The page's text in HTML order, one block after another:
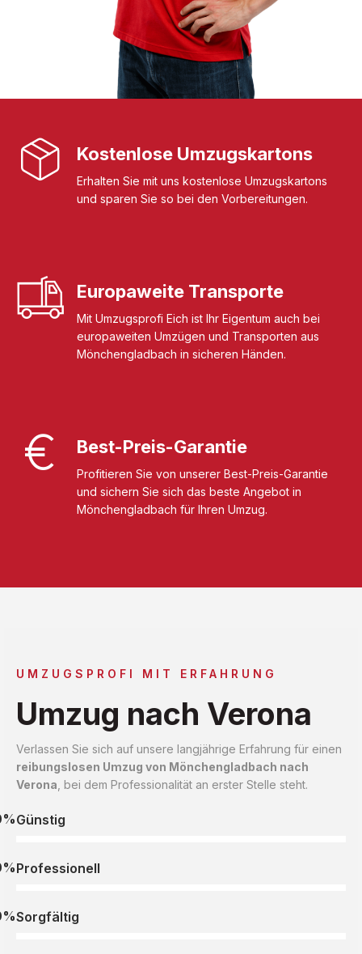
Kostenlose Umzugskartons
Erhalten Sie mit uns kostenlose Umzugskartons
und sparen Sie so bei den Vorbereitungen.
Europaweite Transporte
Mit Umzugsprofi Eich ist Ihr Eigentum auch bei
europaweiten Umzügen und Transporten aus
Mönchengladbach in sicheren Händen.
Best-Preis-Garantie
Profitieren Sie von unserer Best-Preis-Garantie
und sichern Sie sich das beste Angebot in
Mönchengladbach für Ihren Umzug.
UMZUGSPROFI MIT ERFAHRUNG
Umzug nach Verona
Verlassen Sie sich auf unsere langjährige Erfahrung für einen
reibungslosen Umzug von Mönchengladbach nach
Verona , bei dem Professionalität an erster Stelle steht.
Günstig
Professionell
Sorgfältig